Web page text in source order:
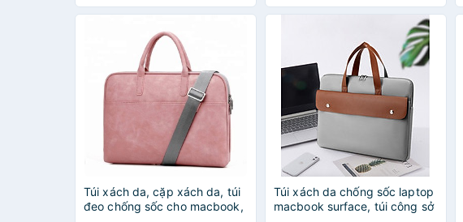
Túi xách da, cặp xách da, túi
đeo chống sốc cho macbook,
Túi xách da chống sốc laptop
macbook surface, túi công sở